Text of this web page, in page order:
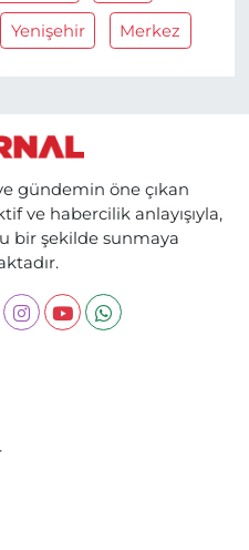
Yenişehir Merkez
gündemin öne çıkan
ve habercilik anlayışıyla,
bir şekilde sunmaya